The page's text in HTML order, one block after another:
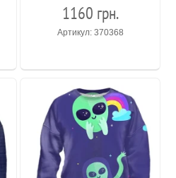
1160 грн.
Артикул: 370368